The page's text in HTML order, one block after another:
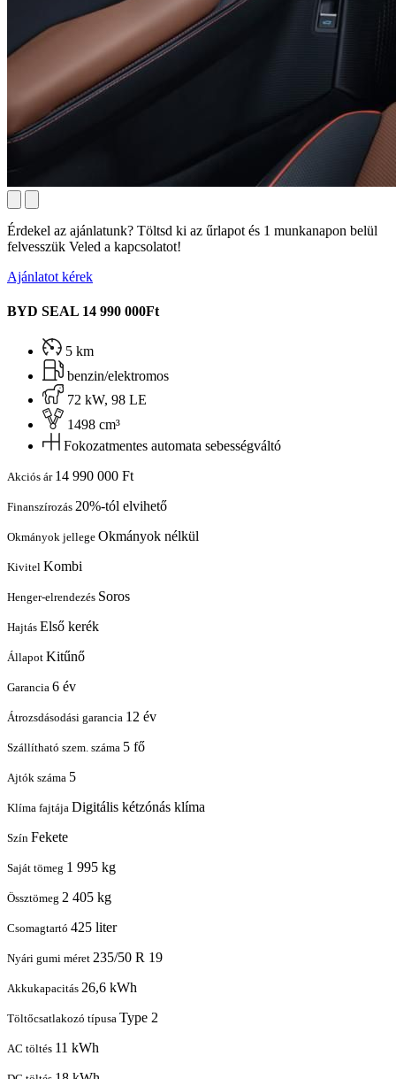
Érdekel az ajánlatunk? Töltsd ki az űrlapot és 1 munkanapon belül
felvesszük Veled a kapcsolatot!
Ajánlatot kérek
BYD SEAL 14 990 000Ft
5 km
benzin/elektromos
72 kW, 98 LE
1498 cm³
Fokozatmentes automata sebességváltó
Akciós ár 14 990 000 Ft
Finanszírozás 20%-tól elvihető
Okmányok jellege Okmányok nélkül
Kivitel Kombi
Henger-elrendezés Soros
Hajtás Első kerék
Állapot Kitűnő
Garancia 6 év
Átrozsdásodási garancia 12 év
Szállítható szem. száma 5 fő
Ajtók száma 5
Klíma fajtája Digitális kétzónás klíma
Szín Fekete
Saját tömeg 1 995 kg
Össztömeg 2 405 kg
Csomagtartó 425 liter
Nyári gumi méret 235/50 R 19
Akkukapacitás 26,6 kWh
Töltőcsatlakozó típusa Type 2
AC töltés 11 kWh